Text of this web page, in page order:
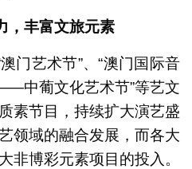
，丰富文旅元素
门艺术节”、“澳门国际音
中葡文化艺术节”等艺文
素节目，持续扩大演艺盛
领域的融合发展，而各大
非博彩元素项目的投入。